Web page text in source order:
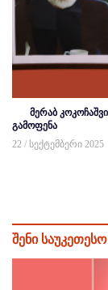
მერაბ
გამოფენა
22 / სექტემბერი 2025
შენი